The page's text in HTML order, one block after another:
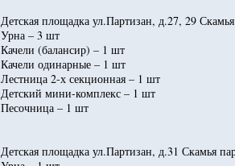
Детская площадка ул.Партизан, д.27, 29
Урна – 3 шт
Качели (балансир) – 1 шт
Качели одинарные – 1 шт
Лестница 2-х секционная – 1 шт
Детский мини-комплекс – 1 шт
Песочница – 1 шт
Детская площадка ул.Партизан, д.31 Скамья